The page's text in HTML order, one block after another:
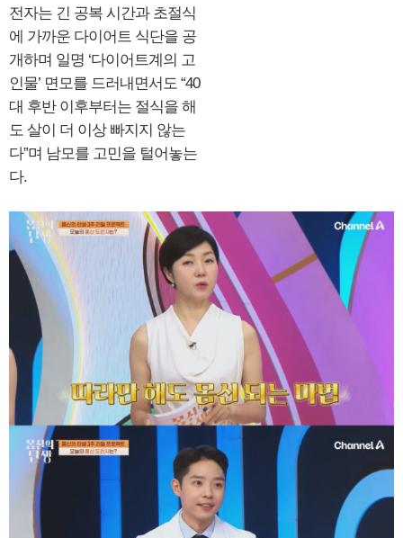
전자는 긴 공복 시간과 초절식
에 가까운 다이어트 식단을 공
개하며 일명 ‘다이어트계의 고
인물’ 면모를 드러내면서도 “40
대 후반 이후부터는 절식을 해
도 살이 더 이상 빠지지 않는
다”며 남모를 고민을 털어놓는
다.